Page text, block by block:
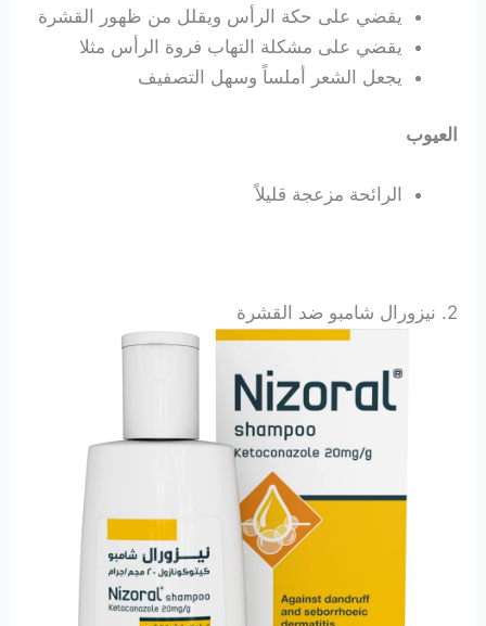
يقضي على حكة الرأس ويقلل من ظهور القشرة
يقضي على مشكلة التهاب فروة الرأس مثلا
يجعل الشعر أملساً وسهل التصفيف
العيوب
الرائحة مزعجة قليلاً
2. نيزورال شامبو ضد القشرة